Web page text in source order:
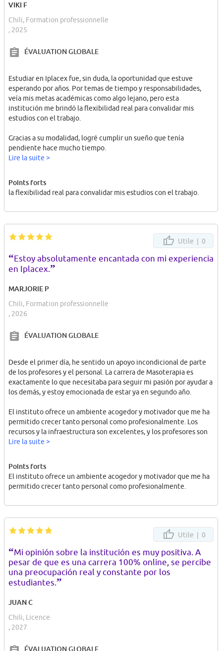
VIKI F
Chili, Formation professionnelle
, 2025
ÉVALUATION GLOBALE
Estudiar en Iplacex fue, sin duda, la oportunidad que estuve
esperando por años. Por temas de tiempo y responsabilidades,
veía mis metas académicas como algo lejano, pero esta
institución me brindó la flexibilidad real para convalidar mis
estudios con el trabajo.
Gracias a su modalidad, logré cumplir un sueño que tenía
pendiente hace mucho tiempo.
​Además, a pesar de estudiar a distancia, tuve la oportunidad de
experiencia mucho más gratificante. Estoy muy feliz de haber
dado este paso aquí y de haber convertido este proyecto en una
convalidar otra de similares características.. que era algo que
tambien quería... puedo decir que en 3 años pude obtener 2
títulos técnicos....
Tec. En educación diferencial y especial
Lire la suite >
Points forts
la flexibilidad real para convalidar mis estudios con el trabajo.
Utile | 0
“Estoy absolutamente encantada con mi experiencia
en Iplacex.”
MARJORIE P
Chili, Formation professionnelle
, 2026
ÉVALUATION GLOBALE
Desde el primer día, he sentido un apoyo incondicional de parte
de los profesores y el personal. La carrera de Masoterapia es
exactamente lo que necesitaba para seguir mi pasión por ayudar a
los demás, y estoy emocionada de estar ya en segundo año.
El instituto ofrece un ambiente acogedor y motivador que me ha
permitido crecer tanto personal como profesionalmente. Los
recursos y la infraestructura son excelentes, y los profesores son
expertos en su área que comparten su conocimiento con pasión.
Masoterapia. Estoy segura de que la formación que estoy
recibiendo me permitirá alcanzar mis objetivos y hacer una
diferencia en la vida de las personas.
Lire la suite >
Points forts
El instituto ofrece un ambiente acogedor y motivador que me ha
permitido crecer tanto personal como profesionalmente.
Utile | 0
“Mi opinión sobre la institución es muy positiva. A
pesar de que es una carrera 100% online, se percibe
una preocupación real y constante por los
estudiantes.”
JUAN C
Chili, Licence
, 2027
ÉVALUATION GLOBALE